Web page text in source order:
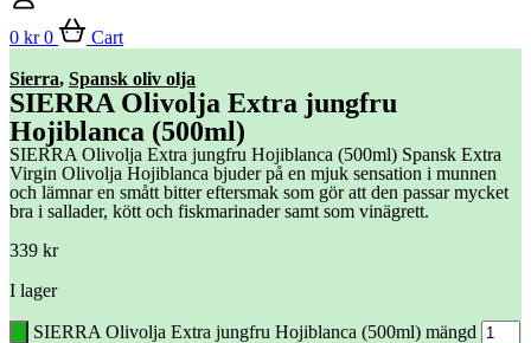
0 kr 0 Cart
Sierra, Spansk oliv olja
SIERRA Olivolja Extra jungfru
Hojiblanca (500ml)
SIERRA Olivolja Extra jungfru Hojiblanca (500ml) Spansk Extra
Virgin Olivolja Hojiblanca bjuder på en mjuk sensation i munnen
och lämnar en smått bitter eftersmak som gör att den passar mycket
bra i sallader, kött och fiskmarinader samt som vinägrett.
339 kr
I lager
SIERRA Olivolja Extra jungfru Hojiblanca (500ml) mängd